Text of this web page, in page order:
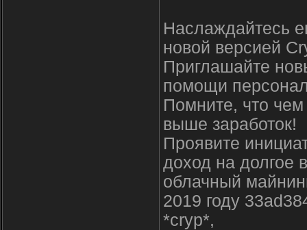
Наслаждайтесь
новой версией
Приглашайте
помощи
Помните, что
выше заработок!
Проявите
доход на долгое
облачный
2019 году
*cryp*,